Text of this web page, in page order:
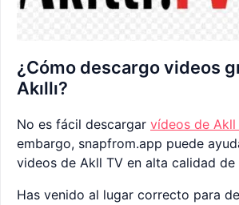
¿Cómo descargo videos
Akıllı?
No es fácil descargar vídeos de Akll
embargo, snapfrom.app puede
videos de Akll TV en alta calidad
Has venido al lugar correcto para